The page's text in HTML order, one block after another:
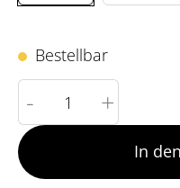
Bestellbar
- +
In